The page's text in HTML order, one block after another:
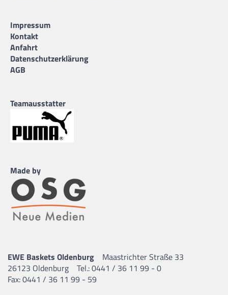
Impressum
Kontakt
Anfahrt
Datenschutzerklärung
AGB
Teamausstatter
Made by
EWE Baskets Oldenburg
Maastrichter Straße 33
26123 Oldenburg
Tel.: 0441 / 36 11 99 - 0
Fax: 0441 / 36 11 99 - 59